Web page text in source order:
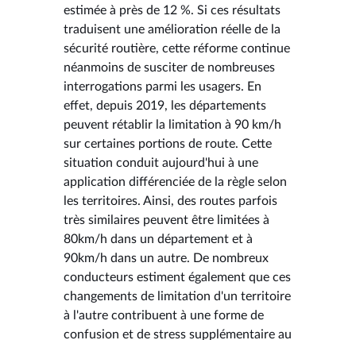
estimée à près de 12 %. Si ces résultats
traduisent une amélioration réelle de la
sécurité routière, cette réforme continue
néanmoins de susciter de nombreuses
interrogations parmi les usagers. En
effet, depuis 2019, les départements
peuvent rétablir la limitation à 90 km/h
sur certaines portions de route. Cette
situation conduit aujourd'hui à une
application différenciée de la règle selon
les territoires. Ainsi, des routes parfois
très similaires peuvent être limitées à
80km/h dans un département et à
90km/h dans un autre. De nombreux
conducteurs estiment également que ces
changements de limitation d'un territoire
à l'autre contribuent à une forme de
confusion et de stress supplémentaire au